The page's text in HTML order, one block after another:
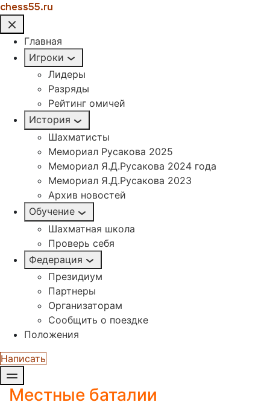
chess55.ru
Главная
Игроки
Лидеры
Разряды
Рейтинг омичей
История
Шахматисты
Мемориал Русакова 2025
Мемориал Я.Д.Русакова 2024 года
Мемориал Я.Д.Русакова 2023
Архив новостей
Обучение
Шахматная школа
Проверь себя
Федерация
Президиум
Партнеры
Организаторам
Сообщить о поездке
Положения
Написать
Местные баталии